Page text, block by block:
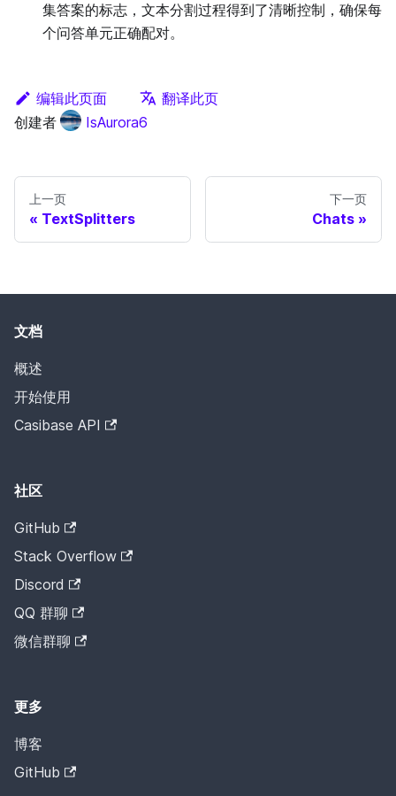
集答案的标志，文本分割过程得到了清晰控制，确保每
个问答单元正确配对。
编辑此页面
翻译此页
创建者
IsAurora6
上一页
TextSplitters
下一页
Chats
文档
概述
开始使用
Casibase API
社区
GitHub
Stack Overflow
Discord
QQ 群聊
微信群聊
更多
博客
GitHub